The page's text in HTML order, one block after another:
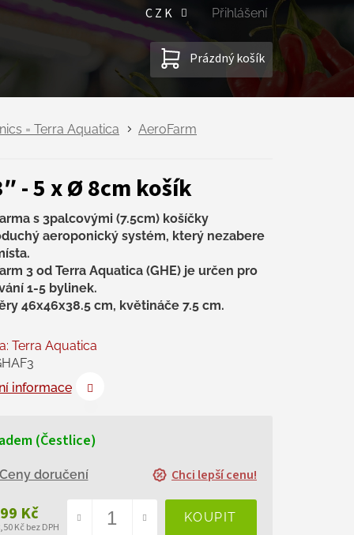
CZK Přihlášení
NÁKUPNÍ
KOŠÍK
Prázdný košík
= Terra Aquatica AeroFarm
- 5 x Ø 8cm košík
Kč
Kč bez DPH
(Čestlice)
Ceny doručení Chci lepší cenu!
s 3palcovými (7.5cm) košíčky
aeroponický systém, který nezabere
3 od Terra Aquatica (GHE) je určen pro
1-5 bylinek.
46x46x38.5 cm, květináče 7.5 cm.
informace
Terra Aquatica